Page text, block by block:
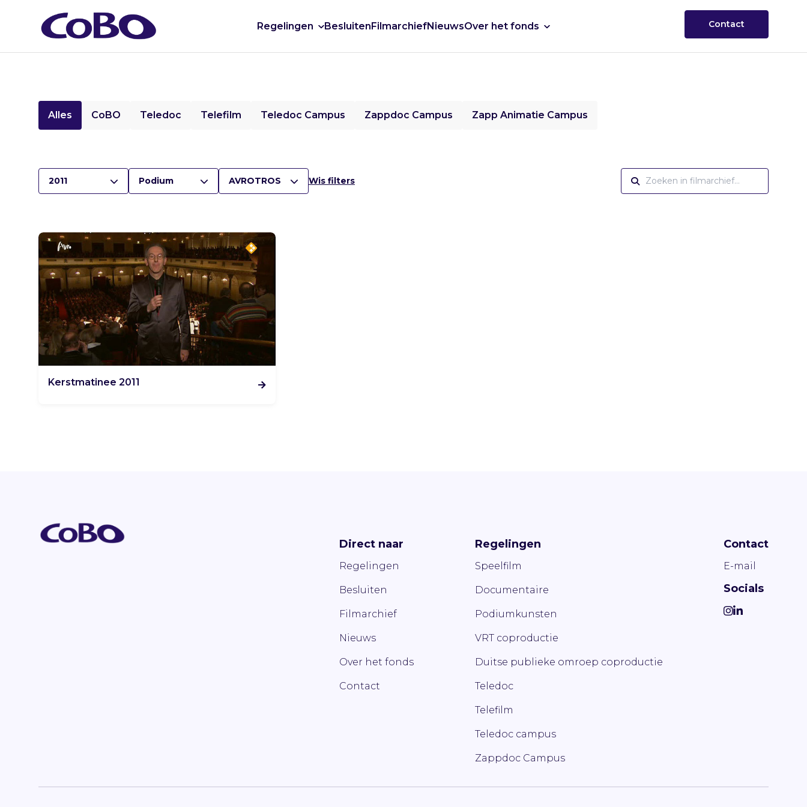
Regelingen BesluitenFilmarchiefNieuwsOver het fonds Contact
Alles CoBO Teledoc Telefilm Teledoc Campus Zappdoc Campus Zapp Animatie Campus
2011 Podium AVROTROS Wis filters
Kerstmatinee 2011
Direct naar
Regelingen
Besluiten
Filmarchief
Nieuws
Over het fonds
Contact
Regelingen
Speelfilm
Documentaire
Podiumkunsten
VRT coproductie
Duitse publieke omroep coproductie
Teledoc
Telefilm
Teledoc campus
Zappdoc Campus
Contact
E-mail
Socials